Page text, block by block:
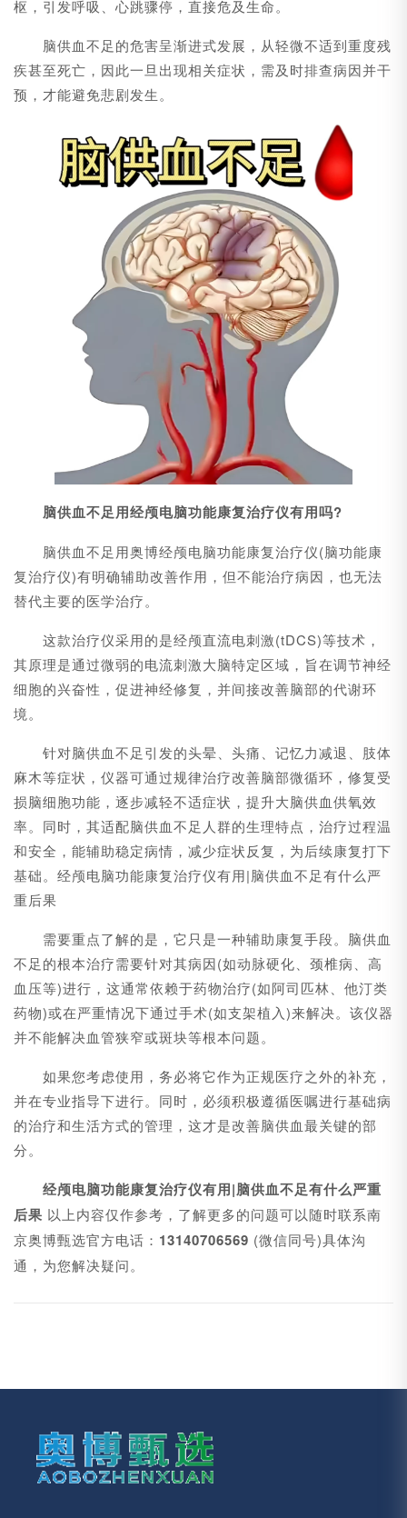
枢，引发呼吸、心跳骤停，直接危及生命。
脑供血不足的危害呈渐进式发展，从轻微不适到重度残
疾甚至死亡，因此一旦出现相关症状，需及时排查病因并干
预，才能避免悲剧发生。
脑供血不足用经颅电脑功能康复治疗仪有用吗?
脑供血不足用奥博经颅电脑功能康复治疗仪(脑功能康
复治疗仪)有明确辅助改善作用，但不能治疗病因，也无法
替代主要的医学治疗。
这款治疗仪采用的是经颅直流电刺激(tDCS)等技术，
其原理是通过微弱的电流刺激大脑特定区域，旨在调节神经
细胞的兴奋性，促进神经修复，并间接改善脑部的代谢环
境。
针对脑供血不足引发的头晕、头痛、记忆力减退、肢体
麻木等症状，仪器可通过规律治疗改善脑部微循环，修复受
损脑细胞功能，逐步减轻不适症状，提升大脑供血供氧效
率。同时，其适配脑供血不足人群的生理特点，治疗过程温
和安全，能辅助稳定病情，减少症状反复，为后续康复打下
基础。经颅电脑功能康复治疗仪有用|脑供血不足有什么严
重后果
需要重点了解的是，它只是一种辅助康复手段。脑供血
不足的根本治疗需要针对其病因(如动脉硬化、颈椎病、高
血压等)进行，这通常依赖于药物治疗(如阿司匹林、他汀类
药物)或在严重情况下通过手术(如支架植入)来解决。该仪器
并不能解决血管狭窄或斑块等根本问题。
如果您考虑使用，务必将它作为正规医疗之外的补充，
并在专业指导下进行。同时，必须积极遵循医嘱进行基础病
的治疗和生活方式的管理，这才是改善脑供血最关键的部
分。
经颅电脑功能康复治疗仪有用|脑供血不足有什么严重
后果 以上内容仅作参考，了解更多的问题可以随时联系南
京奥博甄选官方电话： 13140706569 (微信同号)具体沟
通，为您解决疑问。